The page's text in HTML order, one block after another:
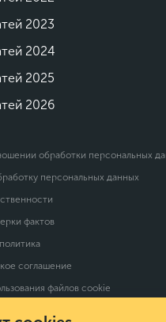
2023
2024
2025
2026
обработки персональных
персональных данных
фактов
соглашение
файлов cookie